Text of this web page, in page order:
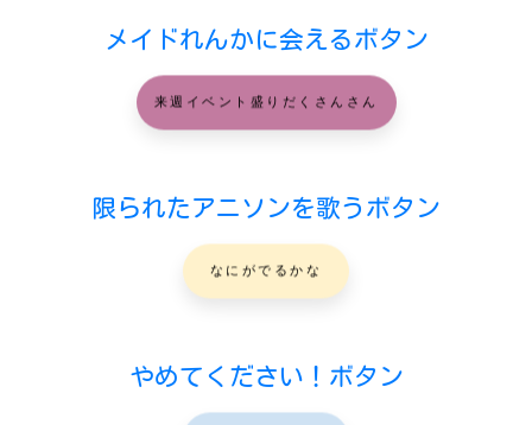
メイドれんかに会えるボタン
来週イベント盛りだくさんさん
限られたアニソンを歌うボタン
なにがでるかな
やめてください！ボタン